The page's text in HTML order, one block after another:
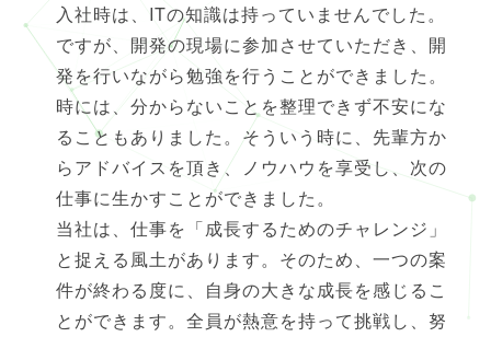
入社時は、ITの知識は持っていませんでした。
ですが、開発の現場に参加させていただき、開
発を行いながら勉強を行うことができました。
時には、分からないことを整理できず不安にな
ることもありました。そういう時に、先輩方か
らアドバイスを頂き、ノウハウを享受し、次の
仕事に生かすことができました。
当社は、仕事を「成長するためのチャレンジ」
と捉える風土があります。そのため、一つの案
件が終わる度に、自身の大きな成長を感じるこ
とができます。全員が熱意を持って挑戦し、努